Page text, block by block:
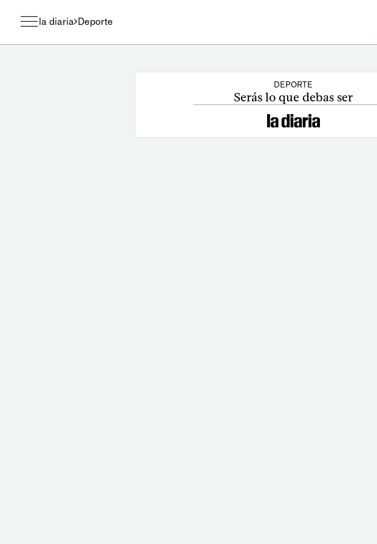
la diaria Deporte
DEPORTE
Serás lo que debas ser